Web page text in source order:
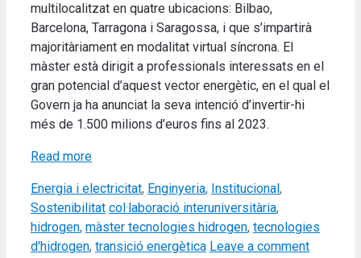
multilocalitzat en quatre ubicacions: Bilbao,
Barcelona, Tarragona i Saragossa, i que s’impartirà
majoritàriament en modalitat virtual síncrona. El
màster està dirigit a professionals interessats en el
gran potencial d’aquest vector energètic, en el qual el
Govern ja ha anunciat la seva intenció d’invertir-hi
més de 1.500 milions d’euros fins al 2023.
Read more
Categories
Energia i electricitat, Enginyeria, Institucional ,
Sostenibilitat Tags
col·laboració interuniversitària,
hidrogen, màster tecnologies hidrogen, tecnologies
d'hidrogen, transició energètica Leave a comment